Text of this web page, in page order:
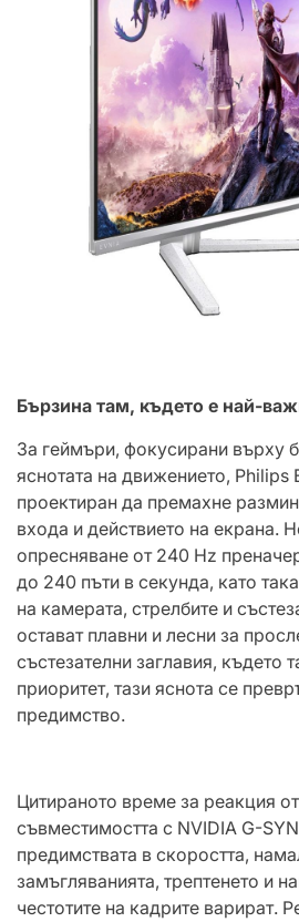
Бързина там, където е най-
За геймъри, фокусирани върху
яснотата на движението,
проектиран да премахне
входа и действието на екрана.
опресняване от 240 Hz
до 240 пъти в секунда, като
на камерата, стрелбите и
остават плавни и лесни за
състезателни заглавия, където
приоритет, тази яснота се
предимство.
Цитираното време за реакция
съвместимостта с NVIDIA G-
предимствата в скоростта,
замъгляванията, трептенето и
честотите на кадрите варират.